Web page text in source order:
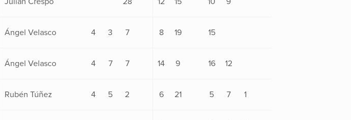
Ángel Velasco 4 3 7 8 19 15
Ángel Velasco 4 7 7 14 9 16 12
Rubén Túñez 4 5 2 6 21 5 7 1